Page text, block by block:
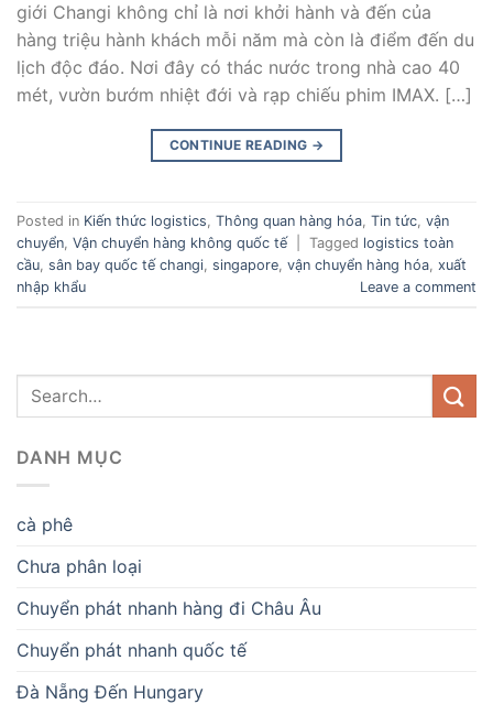
giới Changi không chỉ là nơi khởi hành và đến của
hàng triệu hành khách mỗi năm mà còn là điểm đến du
lịch độc đáo. Nơi đây có thác nước trong nhà cao 40
mét, vườn bướm nhiệt đới và rạp chiếu phim IMAX. […]
CONTINUE READING →
Posted in Kiến thức logistics Thông quan hàng hóa Tin tức vận
chuyển Vận chuyển hàng không quốc tế Tagged logistics toàn
cầu sân bay quốc tế changi singapore vận chuyển hàng hóa xuất
nhập khẩu
Leave a comment
DANH MỤC
cà phê
Chưa phân loại
Chuyển phát nhanh hàng đi Châu Âu
Chuyển phát nhanh quốc tế
Đà Nẵng Đến Hungary